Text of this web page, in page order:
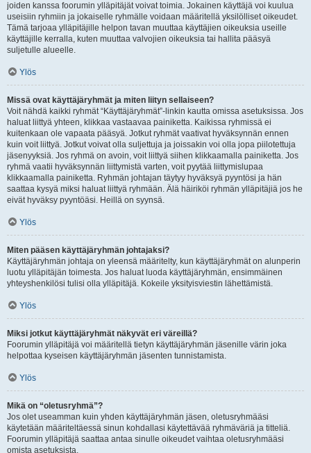
joiden kanssa foorumin ylläpitäjät voivat toimia. Jokainen käyttäjä voi kuulua
useisiin ryhmiin ja jokaiselle ryhmälle voidaan määritellä yksilölliset oikeudet.
Tämä tarjoaa ylläpitäjille helpon tavan muuttaa käyttäjien oikeuksia useille
käyttäjille kerralla, kuten muuttaa valvojien oikeuksia tai hallita pääsyä
suljetulle alueelle.
Ylös
Missä ovat käyttäjäryhmät ja miten liityn sellaiseen?
Voit nähdä kaikki ryhmät “Käyttäjäryhmät”-linkin kautta omissa asetuksissa. Jos
haluat liittyä yhteen, klikkaa vastaavaa painiketta. Kaikissa ryhmissä ei
kuitenkaan ole vapaata pääsyä. Jotkut ryhmät vaativat hyväksynnän ennen
kuin voit liittyä. Jotkut voivat olla suljettuja ja joissakin voi olla jopa piilotettuja
jäsenyyksiä. Jos ryhmä on avoin, voit liittyä siihen klikkaamalla painiketta. Jos
ryhmä vaatii hyväksynnän liittymistä varten, voit pyytää liittymislupaa
klikkaamalla painiketta. Ryhmän johtajan täytyy hyväksyä pyyntösi ja hän
saattaa kysyä miksi haluat liittyä ryhmään. Älä häiriköi ryhmän ylläpitäjiä jos he
eivät hyväksy pyyntöäsi. Heillä on syynsä.
Ylös
Miten pääsen käyttäjäryhmän johtajaksi?
Käyttäjäryhmän johtaja on yleensä määritelty, kun käyttäjäryhmät on alunperin
luotu ylläpitäjän toimesta. Jos haluat luoda käyttäjäryhmän, ensimmäinen
yhteyshenkilösi tulisi olla ylläpitäjä. Kokeile yksityisviestin lähettämistä.
Ylös
Miksi jotkut käyttäjäryhmät näkyvät eri väreillä?
Foorumin ylläpitäjä voi määritellä tietyn käyttäjäryhmän jäsenille värin joka
helpottaa kyseisen käyttäjäryhmän jäsenten tunnistamista.
Ylös
Mikä on “oletusryhmä”?
Jos olet useamman kuin yhden käyttäjäryhmän jäsen, oletusryhmääsi
käytetään määriteltäessä sinun kohdallasi käytettävää ryhmäväriä ja titteliä.
Foorumin ylläpitäjä saattaa antaa sinulle oikeudet vaihtaa oletusryhmääsi
omista asetuksista.